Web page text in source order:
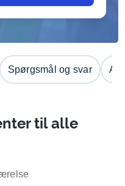
Spørgsmål og svar
til alle